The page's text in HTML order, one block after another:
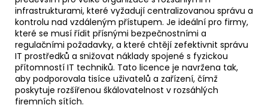
infrastrukturami, které vyžadují centralizovanou správu a
kontrolu nad vzdáleným přístupem. Je ideální pro firmy,
které se musí řídit přísnými bezpečnostními a
regulačními požadavky, a které chtějí zefektivnit správu
IT prostředků a snižovat náklady spojené s fyzickou
přítomností IT techniků. Tato licence je navržena tak,
aby podporovala tisíce uživatelů a zařízení, čímž
poskytuje rozšířenou škálovatelnost v rozsáhlých
firemních sítích.